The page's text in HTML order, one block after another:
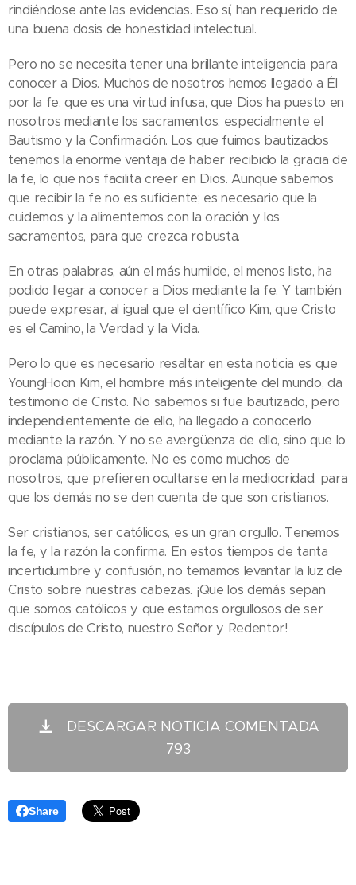
rindiéndose ante las evidencias. Eso sí, han requerido de
una buena dosis de honestidad intelectual.
Pero no se necesita tener una brillante inteligencia para
conocer a Dios. Muchos de nosotros hemos llegado a Él
por la fe, que es una virtud infusa, que Dios ha puesto en
nosotros mediante los sacramentos, especialmente el
Bautismo y la Confirmación. Los que fuimos bautizados
tenemos la enorme ventaja de haber recibido la gracia de
la fe, lo que nos facilita creer en Dios. Aunque sabemos
que recibir la fe no es suficiente; es necesario que la
cuidemos y la alimentemos con la oración y los
sacramentos, para que crezca robusta.
En otras palabras, aún el más humilde, el menos listo, ha
podido llegar a conocer a Dios mediante la fe. Y también
puede expresar, al igual que el científico Kim, que Cristo
es el Camino, la Verdad y la Vida.
Pero lo que es necesario resaltar en esta noticia es que
YoungHoon Kim, el hombre más inteligente del mundo, da
testimonio de Cristo. No sabemos si fue bautizado, pero
independientemente de ello, ha llegado a conocerlo
mediante la razón. Y no se avergüenza de ello, sino que lo
proclama públicamente. No es como muchos de
nosotros, que prefieren ocultarse en la mediocridad, para
que los demás no se den cuenta de que son cristianos.
Ser cristianos, ser católicos, es un gran orgullo. Tenemos
la fe, y la razón la confirma. En estos tiempos de tanta
incertidumbre y confusión, no temamos levantar la luz de
Cristo sobre nuestras cabezas. ¡Que los demás sepan
que somos católicos y que estamos orgullosos de ser
discípulos de Cristo, nuestro Señor y Redentor!
DESCARGAR NOTICIA COMENTADA
793
Share